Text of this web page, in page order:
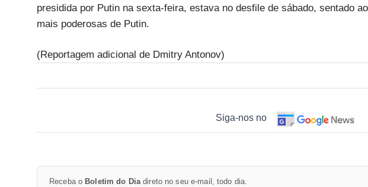
presidida por Putin na sexta-feira, estava no desfile de sábado, sentado
mais poderosas de Putin.
(Reportagem adicional de Dmitry Antonov)
Siga-nos no
Receba o Boletim do Diadireto no seu e-mail, todo dia.